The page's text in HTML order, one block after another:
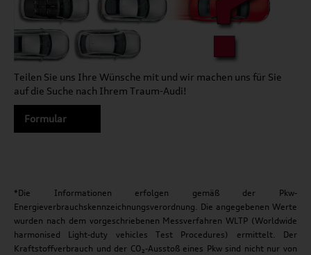
Teilen Sie uns Ihre Wünsche mit und wir machen uns für Sie
auf die Suche nach Ihrem Traum-Audi!
Formular
*Die Informationen erfolgen gemäß der Pkw-
Energieverbrauchskennzeichnungsverordnung. Die angegebenen Werte
wurden nach dem vorgeschriebenen Messverfahren WLTP (Worldwide
harmonised Light-duty vehicles Test Procedures) ermittelt. Der
Kraftstoffverbrauch und der CO₂-Ausstoß eines Pkw sind nicht nur von